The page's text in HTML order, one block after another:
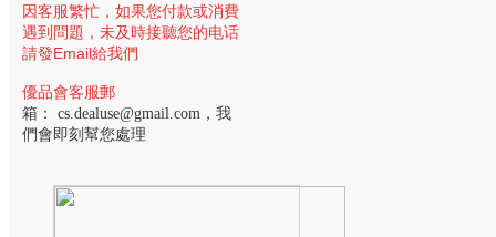
因客服繁忙， 如果您付款或消費
遇到問題，未及時接聽您的电话
請發Email給我們
優品會客服郵
箱： cs.dealuse@gmail.com ，我
們會即刻幫您處理